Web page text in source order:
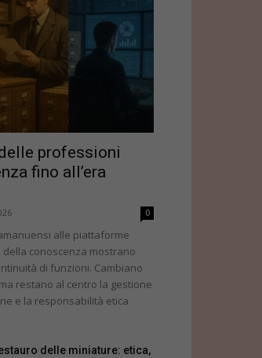
delle professioni
fino all’era
0
alle piattaforme
della conoscenza mostrano
di funzioni. Cambiano
restano al centro la gestione
e la responsabilità etica
delle miniature: etica,